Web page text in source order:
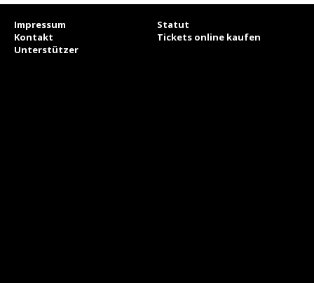
Impressum
Statut
Kontakt
Tickets online kaufen
Unterstützer